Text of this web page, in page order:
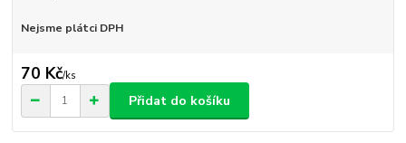
Nejsme plátci DPH
70 Kč/ks
Přidat do košíku